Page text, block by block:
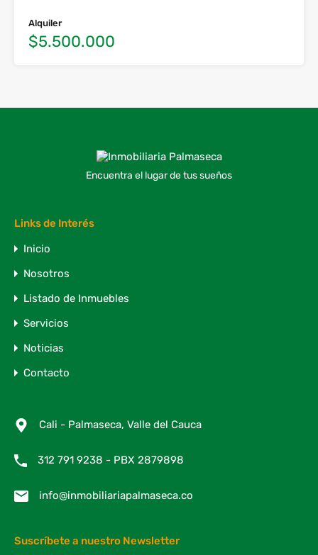
Alquiler
$5.500.000
Encuentra el lugar de tus sueños
Links de Interés
Inicio
Nosotros
Listado de Inmuebles
Servicios
Noticias
Contacto
Cali - Palmaseca, Valle del Cauca
312 791 9238 - PBX 2879898
info@inmobiliariapalmaseca.co
Suscríbete a nuestro Newsletter